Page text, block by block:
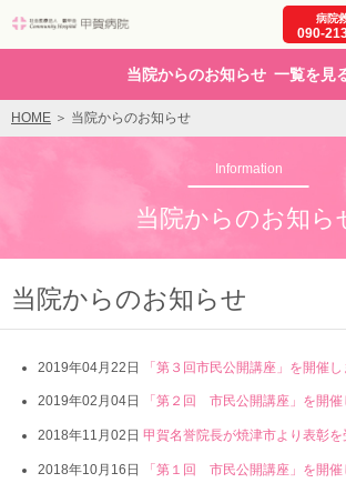
社会医療法人 駿甲会 コミュ病院
090-
HOME 当院からのお知らせ
Information
当院からのお知ら
当院からのお知らせ
当院からのお知らせ
2019年04月22日 「第３回市民公開講座」を開催し
2019年02月04日 「第２回 市民公開講座」を開催
2018年11月02日 甲賀名誉院長が焼津市より表彰を
2018年10月16日 「第１回 市民公開講座」を開催